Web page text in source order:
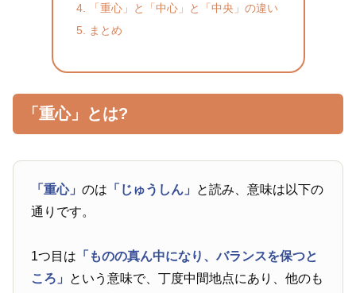
「重心」と「中心」と「中央」の違い
まとめ
「重心」とは?
「重心」のは 「じゅうしん」 と読み、意味は以下の
通りです。
1つ目は 「ものの真ん中になり、バランスを保つと
ころ」 という意味で、丁度中間地点にあり、他のも